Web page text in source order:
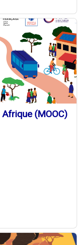
(MOOC)